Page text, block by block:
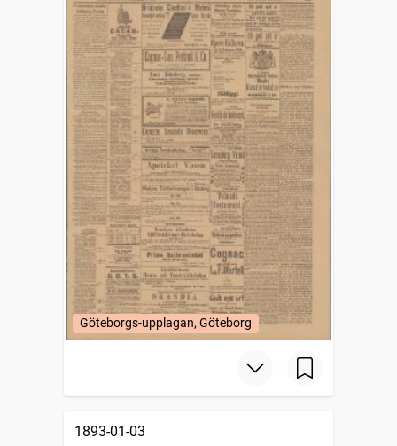
Göteborgs-upplagan, Göteborg
1893-01-03